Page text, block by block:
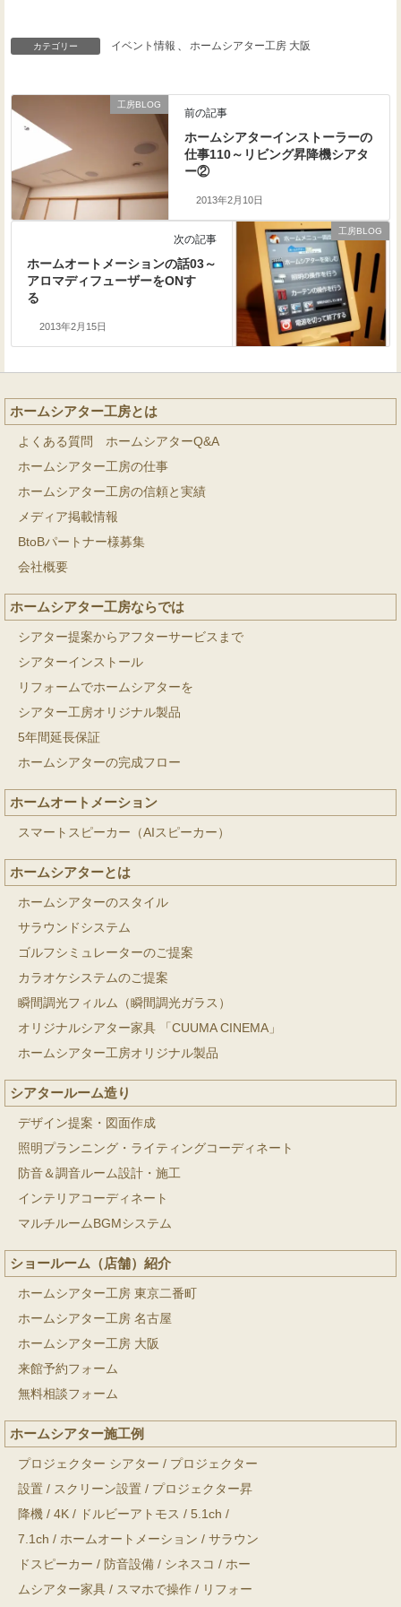
カテゴリー イベント情報 、 ホームシアター工房 大阪
工房BLOG
前の記事
ホームシアターインストーラーの
仕事110～リビング昇降機シアタ
ー②
2013年2月10日
工房BLOG
次の記事
ホームオートメーションの話03～
アロマディフューザーをONす
る
2013年2月15日
ホームシアター工房とは
よくある質問 ホームシアターQ&A
ホームシアター工房の仕事
ホームシアター工房の信頼と実績
メディア掲載情報
BtoBパートナー様募集
会社概要
ホームシアター工房ならでは
シアター提案からアフターサービスまで
シアターインストール
リフォームでホームシアターを
シアター工房オリジナル製品
5年間延長保証
ホームシアターの完成フロー
ホームオートメーション
スマートスピーカー（AIスピーカー）
ホームシアターとは
ホームシアターのスタイル
サラウンドシステム
ゴルフシミュレーターのご提案
カラオケシステムのご提案
瞬間調光フィルム（瞬間調光ガラス）
オリジナルシアター家具 「CUUMA CINEMA」
ホームシアター工房オリジナル製品
シアタールーム造り
デザイン提案・図面作成
照明プランニング・ライティングコーディネート
防音＆調音ルーム設計・施工
インテリアコーディネート
マルチルームBGMシステム
ショールーム（店舗）紹介
ホームシアター工房 東京二番町
ホームシアター工房 名古屋
ホームシアター工房 大阪
来館予約フォーム
無料相談フォーム
ホームシアター施工例
プロジェクター シアター / プロジェクター
設置 / スクリーン設置 / プロジェクター昇
降機 / 4K / ドルビーアトモス / 5.1ch /
7.1ch / ホームオートメーション / サラウン
ドスピーカー / 防音設備 / シネスコ / ホー
ムシアター家具 / スマホで操作 / リフォー